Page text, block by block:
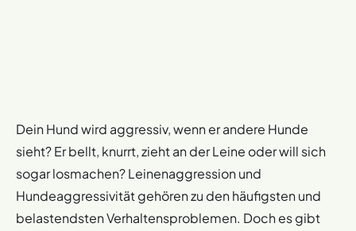
Dein Hund wird aggressiv, wenn er andere Hunde
sieht? Er bellt, knurrt, zieht an der Leine oder will sich
sogar losmachen? Leinenaggression und
Hundeaggressivität gehören zu den häufigsten und
belastendsten Verhaltensproblemen. Doch es gibt